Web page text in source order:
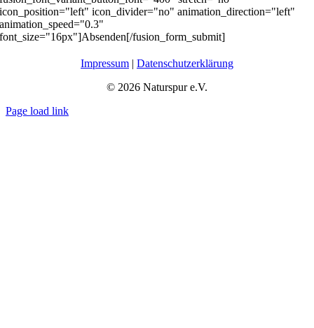
icon_position="left" icon_divider="no" animation_direction="left"
animation_speed="0.3"
font_size="16px"]Absenden[/fusion_form_submit]
Impressum | Datenschutzerklärung
© 2026 Naturspur e.V.
Page load link